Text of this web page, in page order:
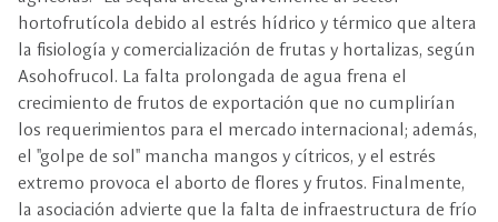
hortofrutícola debido al estrés hídrico y térmico que altera
la fisiología y comercialización de frutas y hortalizas, según
Asohofrucol. La falta prolongada de agua frena el
crecimiento de frutos de exportación que no cumplirían
los requerimientos para el mercado internacional; además,
el "golpe de sol" mancha mangos y cítricos, y el estrés
extremo provoca el aborto de flores y frutos. Finalmente,
la asociación advierte que la falta de infraestructura de frío